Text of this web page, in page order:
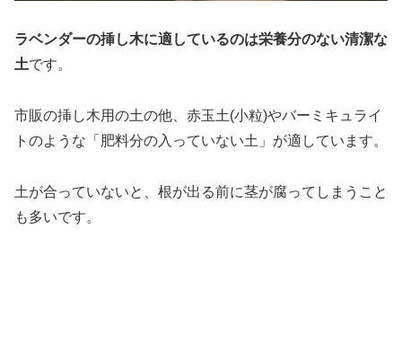
ラベンダーの挿し木に適しているのは栄養分のない清潔な
土です。
市販の挿し木用の土の他、赤玉土(小粒)やバーミキュライ
トのような「肥料分の入っていない土」が適しています。
土が合っていないと、根が出る前に茎が腐ってしまうこと
も多いです。